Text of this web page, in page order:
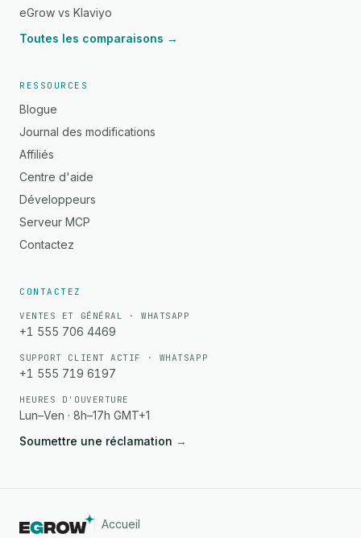
eGrow vs Klaviyo
Toutes les comparaisons →
RESSOURCES
Blogue
Journal des modifications
Affiliés
Centre d'aide
Développeurs
Serveur MCP
Contactez
CONTACTEZ
VENTES ET GÉNÉRAL · WHATSAPP
+1 555 706 4469
SUPPORT CLIENT ACTIF · WHATSAPP
+1 555 719 6197
HEURES D'OUVERTURE
Lun–Ven · 8h–17h GMT+1
Soumettre une réclamation →
Accueil